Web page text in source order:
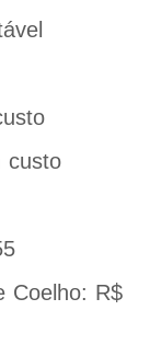
custo
Coelho: R$